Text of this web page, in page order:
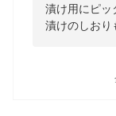
漬け用にピッ
漬けのしおり